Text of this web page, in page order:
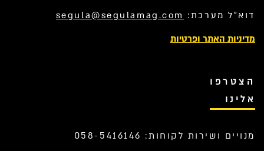
דוא”ל מערכת: segula@segulamag.com
מדיניות האתר ופרטיות
הצטרפו
אלינו
מנויים ושירות לקוחות: 058-5416146